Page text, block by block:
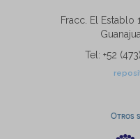
Fracc. El Establo
Tel: +52
Otros